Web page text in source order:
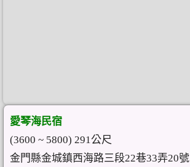
愛琴海民宿
(3600 ~ 5800) 291公尺
金門縣金城鎮西海路三段22巷33弄20號